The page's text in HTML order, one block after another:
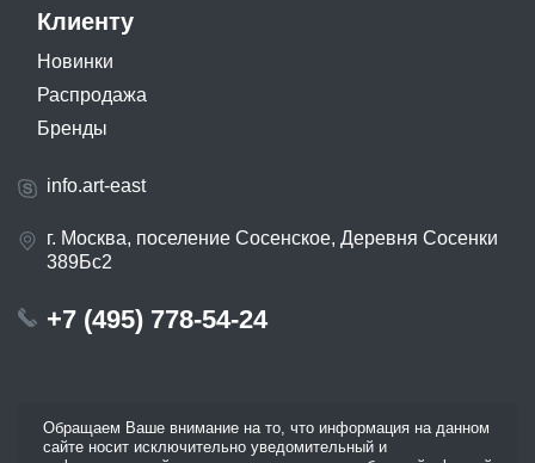
Клиенту
Новинки
Распродажа
Бренды
info.art-east
г. Москва, поселение Сосенское, Деревня Сосенки
389Бс2
+7 (495) 778-54-24
Обращаем Ваше внимание на то, что информация на данном
сайте носит исключительно уведомительный и